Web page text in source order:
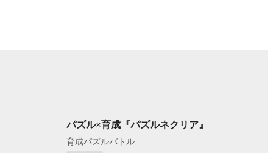
パズル×育成『パズルネクリア』
育成パズルバトル